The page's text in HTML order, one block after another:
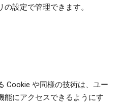
設定で管理できます。
Cookie や同様の技術は、ユー
能にアクセスできるようにす